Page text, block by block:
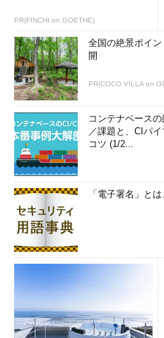
PR(FINCHI on GOETHE)
全国の絶景ポイ
開
PR(COCO VILLA on
コンテナベース
／課題と、CIパ
コツ (1/2...
「電子署名」と